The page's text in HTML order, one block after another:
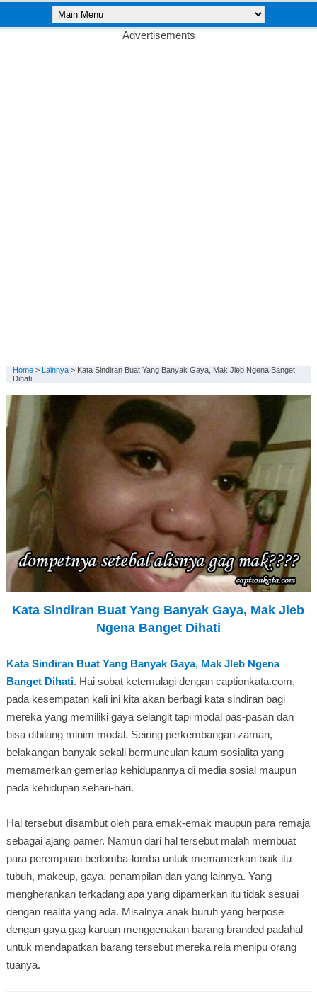
Advertisements
Home> Lainnya> Kata Sindiran Buat Yang Banyak Gaya, Mak Jleb Ngena Banget
Dihati
Kata Sindiran Buat Yang Banyak Gaya, Mak Jleb
Ngena Banget Dihati
Kata Sindiran Buat Yang Banyak Gaya, Mak Jleb Ngena
Banget Dihati. Hai sobat ketemulagi dengan captionkata.com,
pada kesempatan kali ini kita akan berbagi kata sindiran bagi
mereka yang memiliki gaya selangit tapi modal pas-pasan dan
bisa dibilang minim modal. Seiring perkembangan zaman,
belakangan banyak sekali bermunculan kaum sosialita yang
memamerkan gemerlap kehidupannya di media sosial maupun
pada kehidupan sehari-hari.
Hal tersebut disambut oleh para emak-emak maupun para remaja
sebagai ajang pamer. Namun dari hal tersebut malah membuat
para perempuan berlomba-lomba untuk memamerkan baik itu
tubuh, makeup, gaya, penampilan dan yang lainnya. Yang
mengherankan terkadang apa yang dipamerkan itu tidak sesuai
dengan realita yang ada. Misalnya anak buruh yang berpose
dengan gaya gag karuan menggenakan barang branded padahal
untuk mendapatkan barang tersebut mereka rela menipu orang
tuanya.